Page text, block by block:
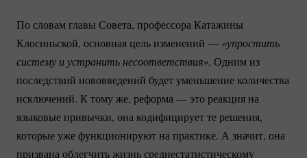
По словам главы Совета, профессора Катажины
Клосиньской, основная цель изменений — «упростить
систему и устранить несоответствия». Одним из
последствий нововведений будет уменьшение количества
исключений. К тому же, реформа — это реакция на
языковые привычки, она кодифицирует те решения,
которые уже функционируют на практике. А значит, она
призвана облегчить жизнь среднестатистическому